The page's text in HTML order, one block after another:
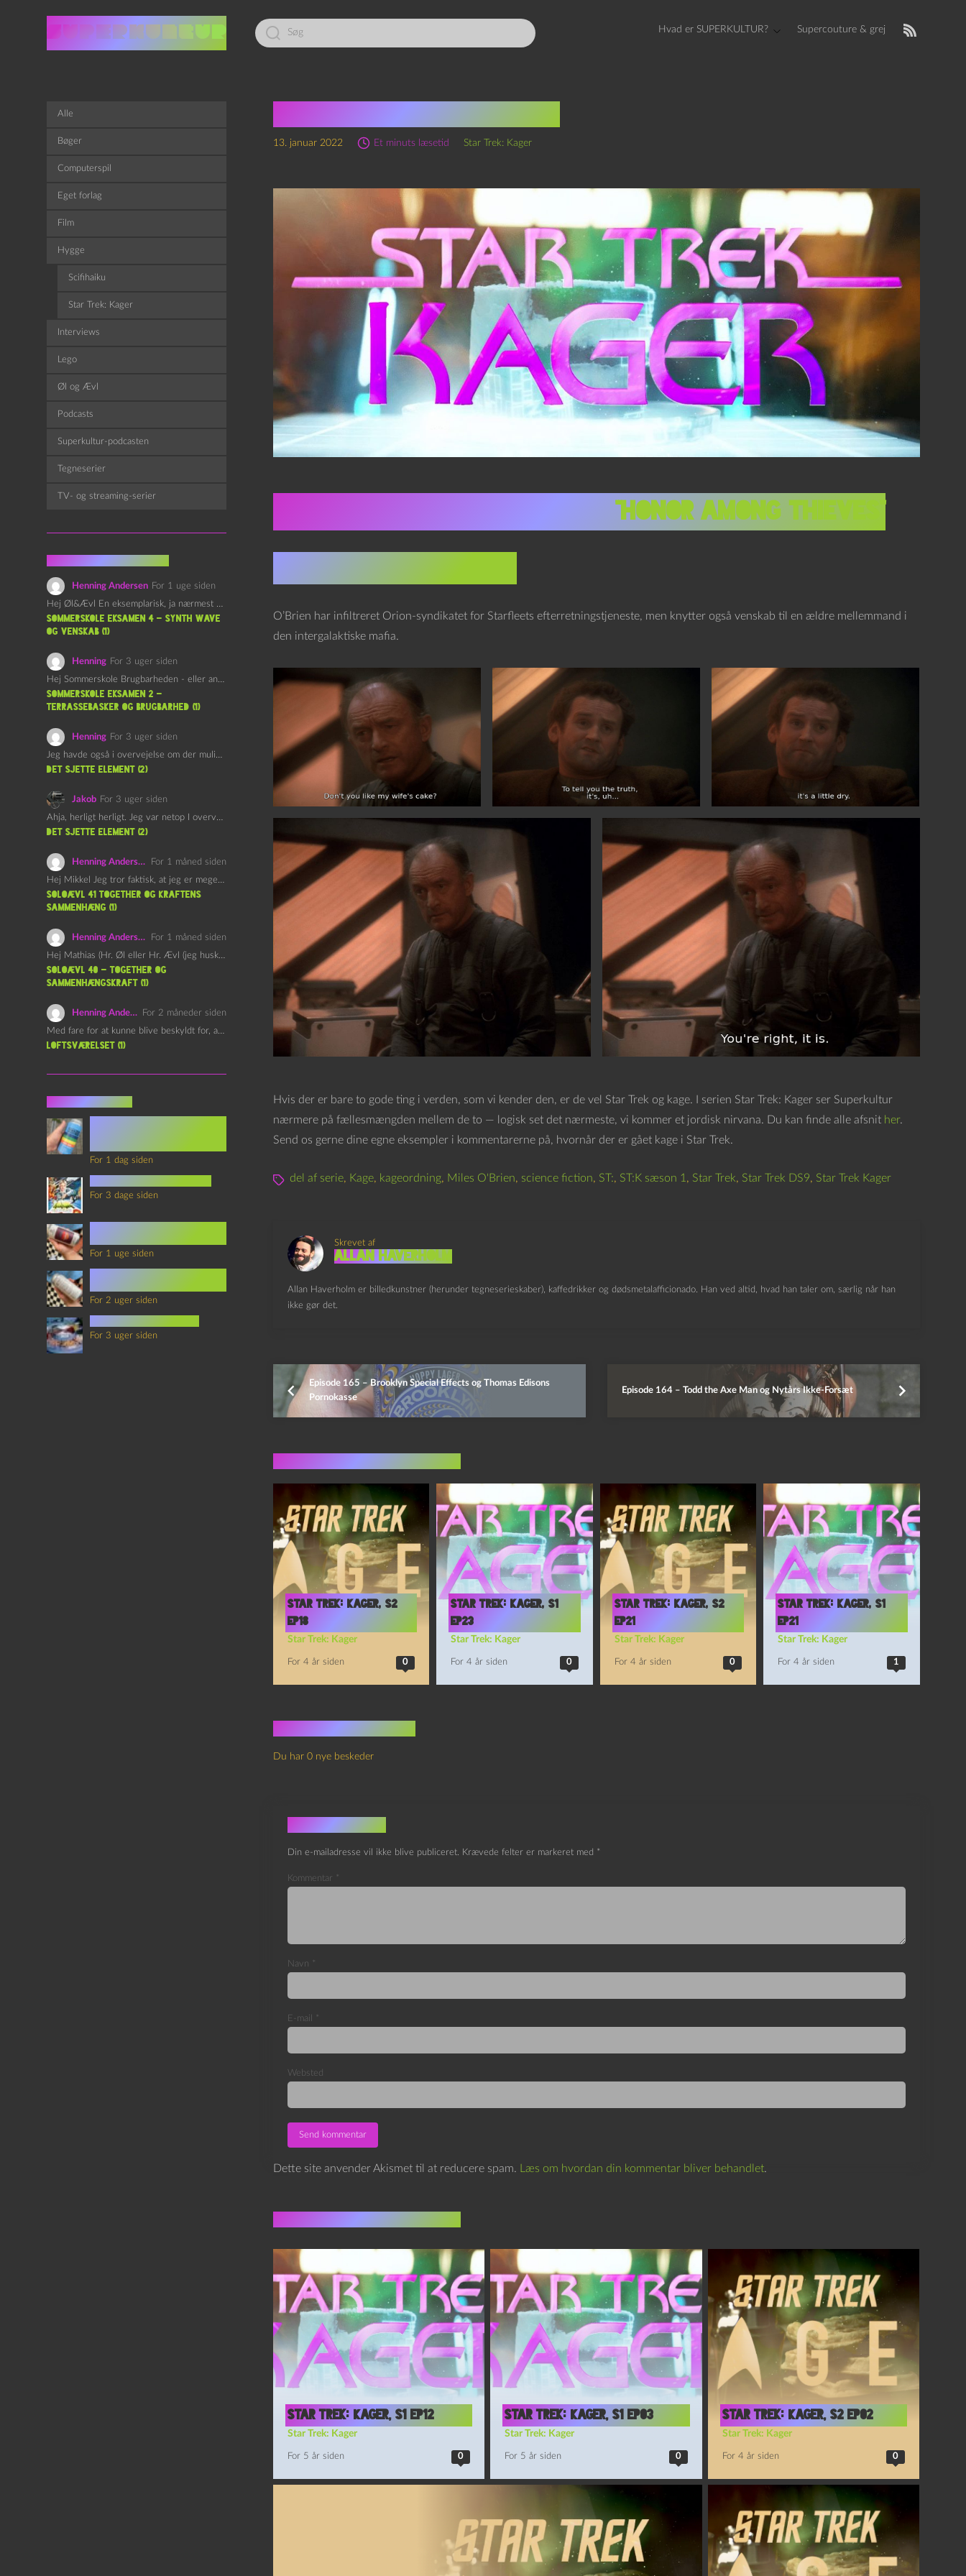
Led
efter:
Hvad er SUPERKULTUR? Supercouture & grej
13. januar 2022 Et minuts læsetid Star Trek: Kager
“Honor among thieves”
O’Brien har infiltreret Orion-syndikatet for Starfleets efterretningstjeneste, men knytter også venskab til en ældre mellemmand i
den intergalaktiske mafia.
Hvis der er bare to gode ting i verden, som vi kender den, er de vel Star Trek og kage. I serien Star Trek: Kager ser Superkultur
nærmere på fællesmængden mellem de to — logisk set det nærmeste, vi kommer et jordisk nirvana. Du kan finde alle afsnit her.
Send os gerne dine egne eksempler i kommentarerne på, hvornår der er gået kage i Star Trek.
del af serie, Kage, kageordning, Miles O'Brien, science fiction, ST:, ST:K sæson 1, Star Trek, Star Trek DS9, Star Trek Kager
Skrevet af
Allan Haverholm
Allan Haverholm er billedkunstner (herunder tegneserieskaber), kaffedrikker og dødsmetalafficionado. Han ved altid, hvad han taler om, særlig når han
ikke gør det.
Episode 165 – Brooklyn Special Effects og Thomas Edisons
Pornokasse
Episode 164 – Todd the Axe Man og Nytårs Ikke-Forsæt
Star Trek: Kager, S2
Ep18
Star Trek: Kager
For 4 år siden 0
Star Trek: Kager, S1
Ep23
Star Trek: Kager
For 4 år siden 0
Star Trek: Kager, S2
Ep21
Star Trek: Kager
For 4 år siden 0
Star Trek: Kager, S1
Ep21
Star Trek: Kager
For 4 år siden 1
Du har 0 nye beskeder
Skriv et svar
Din e-mailadresse vil ikke blive publiceret. Krævede felter er markeret med *
Kommentar *
Navn *
E-mail *
Websted
Dette site anvender Akismet til at reducere spam. Læs om hvordan din kommentar bliver behandlet.
Star Trek: Kager, S1 Ep12
Star Trek: Kager
For 5 år siden 0
Star Trek: Kager, S1 Ep03
Star Trek: Kager
For 5 år siden 0
Star Trek: Kager, S2 Ep02
Star Trek: Kager
For 4 år siden 0
Alle
Bøger
Computerspil
Eget forlag
Film
Hygge
Scifihaiku
Star Trek: Kager
Interviews
Lego
Øl og Ævl
Podcasts
Superkultur-podcasten
Tegneserier
TV- og streaming-serier
Henning Andersen For 1 uge siden
Hej Øl&Ævl En eksemplarisk, ja nærmest yndefuld, afslutning på SOMMERSKOLEN.…
Sommerskole Eksamen 4 – Synth Wave
og Venskab (1)
Henning For 3 uger siden
Hej Sommerskole Brugbarheden - eller anvendeligheden - af "Øl&Ævl" er…
Sommerskole Eksamen 2 –
Terrassebasker og Brugbarhed (1)
Henning For 3 uger siden
Jeg havde også i overvejelse om der muligvis kunne være…
det sjette element (2)
Jakob For 3 uger siden
Ahja, herligt herligt. Jeg var netop I overvejelser om at…
det sjette element (2)
Henning Andersen
For 1 måned siden
Hej Mikkel Jeg tror faktisk, at jeg er meget enig…
Soloævl 41 Together og Kraftens
Sammenhæng (1)
Henning Andersen
For 1 måned siden
Hej Mathias (Hr. Øl eller Hr. Ævl (jeg husker ikke…
Soloævl 40 – Together og
sammenhængskraft (1)
Henning Andersen
For 2 måneder siden
Med fare for at kunne blive beskyldt for, at være…
Loftsværelset (1)
For 1 dag siden
For 3 dage siden
For 1 uge siden
For 2 uger siden
For 3 uger siden